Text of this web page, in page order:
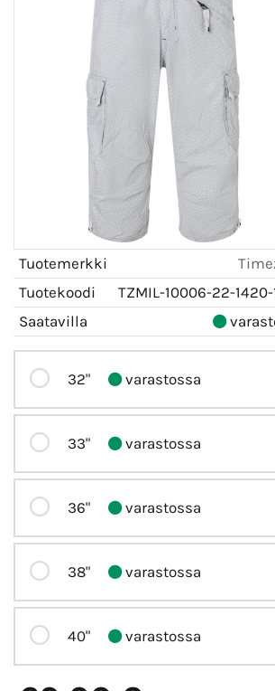
Tuotemerkki
Tuotekoodi
TZMIL-10006-22-
Saatavilla
32" varastossa
33" varastossa
36" varastossa
38" varastossa
40" varastossa